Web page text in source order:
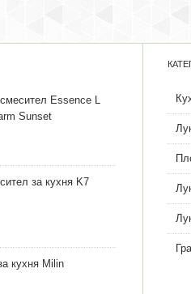
Essence L
Sunset
за кухня K7
кухня Milin